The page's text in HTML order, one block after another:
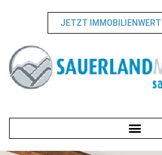
JETZT